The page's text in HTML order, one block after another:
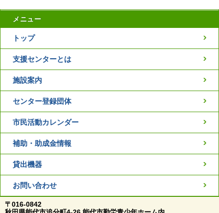
メニュー
トップ
支援センターとは
施設案内
センター登録団体
市民活動カレンダー
補助・助成金情報
貸出機器
お問い合わせ
〒016-0842